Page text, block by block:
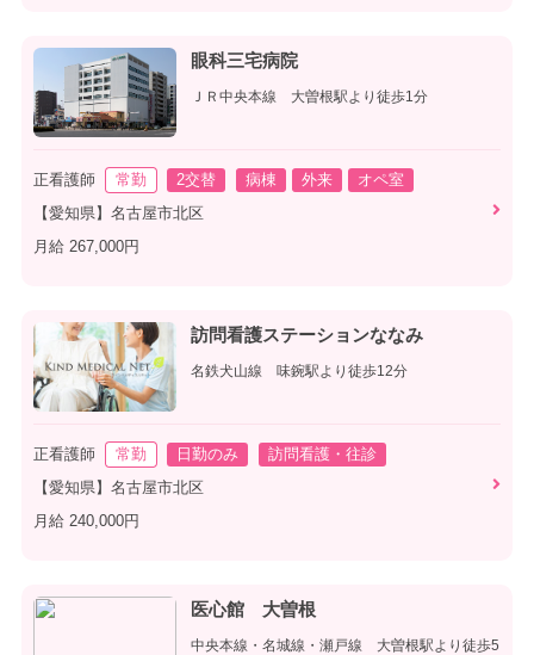
眼科三宅病院
ＪＲ中央本線 大曽根駅より徒歩1分
正看護師 常勤 2交替 病棟 外来
オペ室
【愛知県】名古屋市北区
月給 267,000円
訪問看護ステーションななみ
名鉄犬山線 味鋺駅より徒歩12分
正看護師 常勤 日勤のみ
訪問看護・往診
【愛知県】名古屋市北区
月給 240,000円
医心館 大曽根
中央本線・名城線・瀬戸線 大曽根駅より徒歩5